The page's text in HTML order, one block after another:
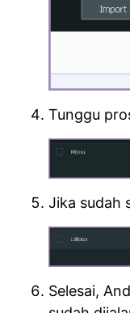
Tunggu
Jika sudah
Selesai,